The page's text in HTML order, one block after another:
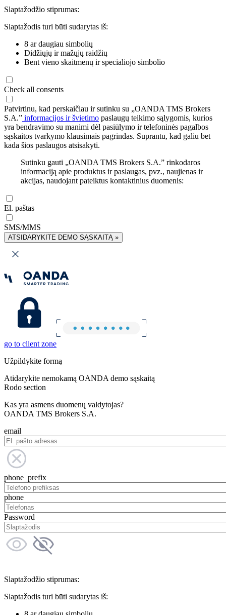
Slaptažodžio stiprumas:
Slaptažodis turi būti sudarytas iš:
8 ar daugiau simbolių
Didžiųjų ir mažųjų raidžių
Bent vieno skaitmenų ir specialiojo simbolio
Check all consents
Patvirtinu, kad perskaičiau ir sutinku su „OANDA TMS Brokers
S.A.” informacijos ir švietimo paslaugų teikimo sąlygomis, kurios
yra bendravimo su manimi dėl pasiūlymo ir telefoninės pagalbos
sąskaitos tvarkymo klausimais pagrindas. Suprantu, kad galiu bet
kada šios paslaugos atsisakyti.
Sutinku gauti „OANDA TMS Brokers S.A.” rinkodaros
informaciją apie produktus ir paslaugas, pvz., naujienas ir
akcijas, naudojant pateiktus kontaktinius duomenis:
El. paštas
SMS/MMS
ATSIDARYKITE DEMO SĄSKAITĄ »
go to client zone
Užpildykite formą
Atidarykite nemokamą OANDA demo sąskaitą
Rodo section
Kas yra asmens duomenų valdytojas?
OANDA TMS Brokers S.A.
email
phone_prefix
phone
Password
Slaptažodžio stiprumas:
Slaptažodis turi būti sudarytas iš: